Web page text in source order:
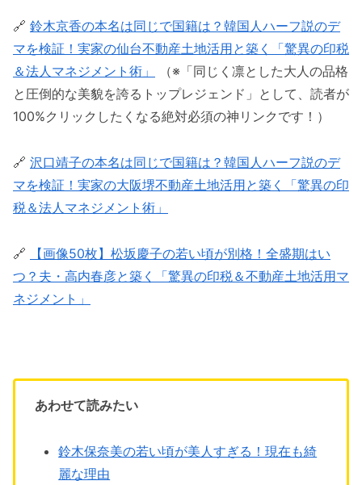
🔗 鈴木京香の本名は同じで国籍は？韓国人ハーフ説のデ
マを検証！実家の仙台不動産土地活用と築く「驚異の印税
＆法人マネジメント術」
（※「同じく凛とした大人の品格
と圧倒的な美貌を誇るトップレジェンド」として、読者が
100%クリックしたくなる絶対必須の神リンクです！）
🔗 沢口靖子の本名は同じで国籍は？韓国人ハーフ説のデ
マを検証！実家の大阪堺不動産土地活用と築く「驚異の印
税＆法人マネジメント術」
🔗
【画像50枚】松坂慶子の若い頃が別格！全盛期はい
つ？夫・高内春彦と築く「驚異の印税＆不動産土地活用マ
ネジメント」
あわせて読みたい
鈴木保奈美の若い頃が美人すぎる！現在も綺
麗な理由